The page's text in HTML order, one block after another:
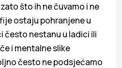
što ih ne čuvamo i ne
ostaju pohranjene u
često nestanu u ladici ili
i mentalne slike
često ne podsjećamo